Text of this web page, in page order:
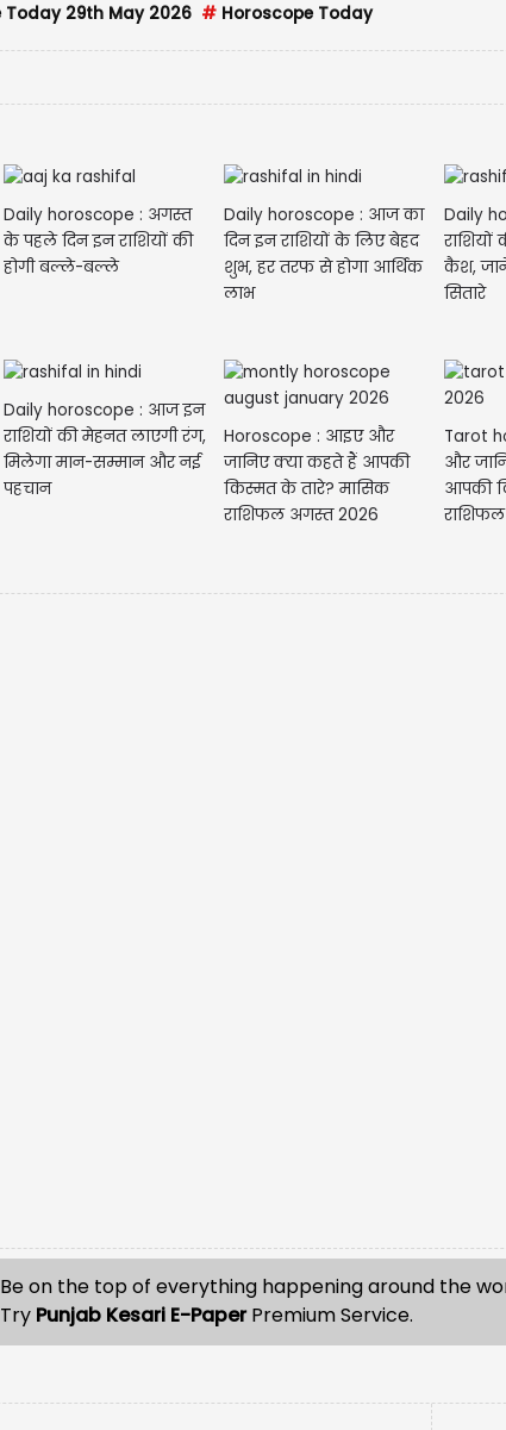
Today 29th May 2026 # Horoscope Today
Daily horoscope : अगस्त
के पहले दिन इन राशियों की
होगी बल्ले-बल्ले
Daily horoscope : आज का
दिन इन राशियों के लिए बेहद
शुभ, हर तरफ से होगा आर्थिक
लाभ
Daily
राशियों
कैश,
सितारे
Daily horoscope : आज इन
राशियों की मेहनत लाएगी रंग,
मिलेगा मान-सम्मान और नई
पहचान
Horoscope : आइए और
जानिए क्या कहते हैं आपकी
किस्मत के तारे? मासिक
राशिफल अगस्त 2026
Tarot
और
आपकी
Be on the top of everything happening around the
Try Punjab Kesari E-PaperPremium Service.